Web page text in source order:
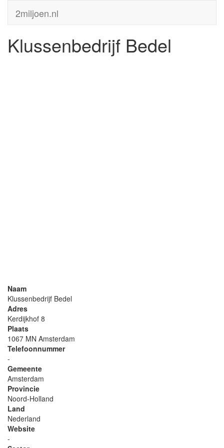
2miljoen.nl
Klussenbedrijf Bedel
Naam
Klussenbedrijf Bedel
Adres
Kerdijkhof 8
Plaats
1067 MN Amsterdam
Telefoonnummer
-
Gemeente
Amsterdam
Provincie
Noord-Holland
Land
Nederland
Website
-